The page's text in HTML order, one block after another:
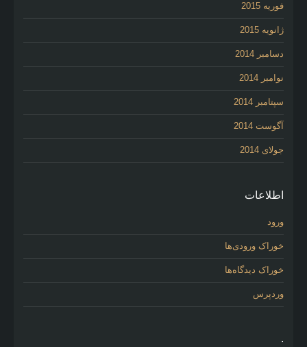
فوریه 2015
ژانویه 2015
دسامبر 2014
نوامبر 2014
سپتامبر 2014
آگوست 2014
جولای 2014
اطلاعات
ورود
خوراک ورودی‌ها
خوراک دیدگاه‌ها
وردپرس
.